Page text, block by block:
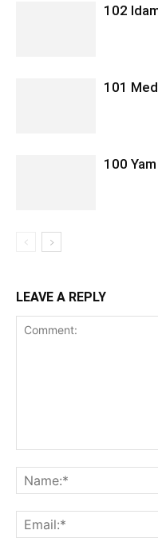
102
101
100
LEAVE A REPLY